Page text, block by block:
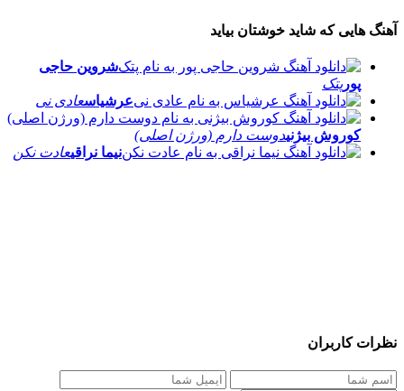
آهنگ هایی که شاید خوشتان بیاید
شروین حاجی
پورپتک
عرشیاسعادی نی
کوروش بیژنیدوست دارم (ورژن اصلی)
نیما نراقیعادت نکن
نظرات کاربران